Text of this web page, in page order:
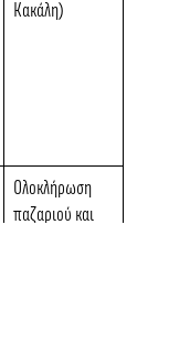
Κακάλη)
Ολοκλήρωση
παζαριού και